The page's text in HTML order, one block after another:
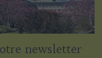
newsletter